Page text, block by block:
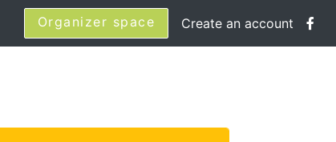
Organizer space Create an account